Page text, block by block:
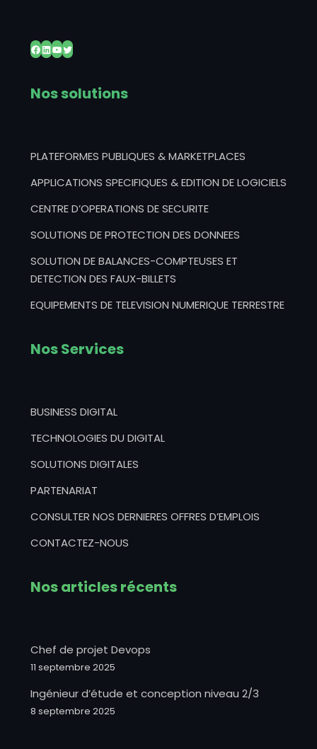
Facebook
LinkedIn
YouTube
Twitter
Nos solutions
PLATEFORMES PUBLIQUES & MARKETPLACES
APPLICATIONS SPECIFIQUES & EDITION DE LOGICIELS
CENTRE D’OPERATIONS DE SECURITE
SOLUTIONS DE PROTECTION DES DONNEES
SOLUTION DE BALANCES-COMPTEUSES ET
DETECTION DES FAUX-BILLETS
EQUIPEMENTS DE TELEVISION NUMERIQUE TERRESTRE
Nos Services
BUSINESS DIGITAL
TECHNOLOGIES DU DIGITAL
SOLUTIONS DIGITALES
PARTENARIAT
CONSULTER NOS DERNIERES OFFRES D’EMPLOIS
CONTACTEZ-NOUS
Nos articles récents
Chef de projet Devops
11 septembre 2025
Ingénieur d’étude et conception niveau 2/3
8 septembre 2025